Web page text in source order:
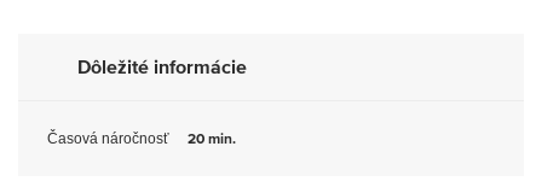
Dôležité informácie
Časová náročnosť 20 min.